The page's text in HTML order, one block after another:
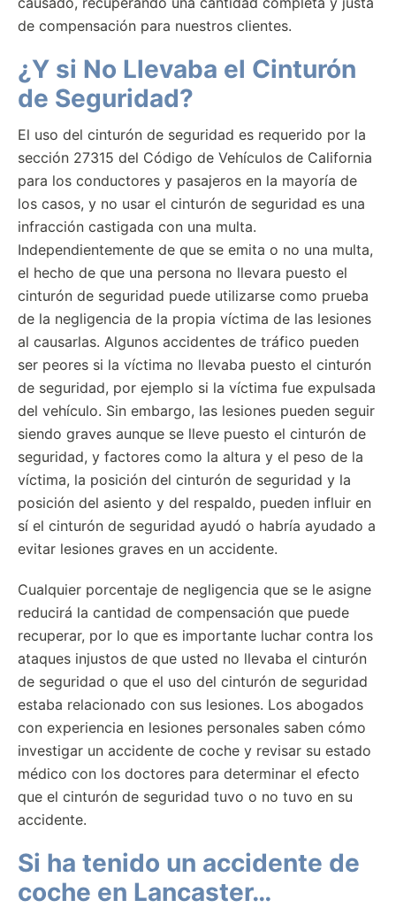
de compensación para nuestros clientes.
¿Y si No Llevaba el Cinturón
de Seguridad?
El uso del cinturón de seguridad es requerido por la
sección 27315 del Código de Vehículos de California
para los conductores y pasajeros en la mayoría de
los casos, y no usar el cinturón de seguridad es una
infracción castigada con una multa.
Independientemente de que se emita o no una multa,
el hecho de que una persona no llevara puesto el
cinturón de seguridad puede utilizarse como prueba
de la negligencia de la propia víctima de las lesiones
al causarlas. Algunos accidentes de tráfico pueden
ser peores si la víctima no llevaba puesto el cinturón
de seguridad, por ejemplo si la víctima fue expulsada
del vehículo. Sin embargo, las lesiones pueden seguir
siendo graves aunque se lleve puesto el cinturón de
seguridad, y factores como la altura y el peso de la
víctima, la posición del cinturón de seguridad y la
posición del asiento y del respaldo, pueden influir en
sí el cinturón de seguridad ayudó o habría ayudado a
evitar lesiones graves en un accidente.
Cualquier porcentaje de negligencia que se le asigne
reducirá la cantidad de compensación que puede
recuperar, por lo que es importante luchar contra los
ataques injustos de que usted no llevaba el cinturón
de seguridad o que el uso del cinturón de seguridad
estaba relacionado con sus lesiones. Los abogados
con experiencia en lesiones personales saben cómo
investigar un accidente de coche y revisar su estado
médico con los doctores para determinar el efecto
que el cinturón de seguridad tuvo o no tuvo en su
accidente.
Si ha tenido un accidente de
coche en Lancaster…